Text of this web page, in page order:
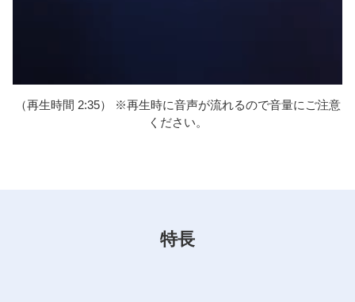
（再生時間 2:35） ※再生時に音声が流れるので音量にご注意
ください。
特長